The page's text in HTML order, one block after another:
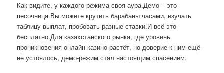
Как видите, у каждого режима своя аура.Демо – это
песочница.Вы можете крутить барабаны часами, изучать
таблицу выплат, пробовать разные ставки.И всё это
бесплатно.Для казахстанского рынка, где уровень
проникновения онлайн-казино растёт, но доверие к ним ещё
не устоялось, демо-режим стал настоящим спасением.